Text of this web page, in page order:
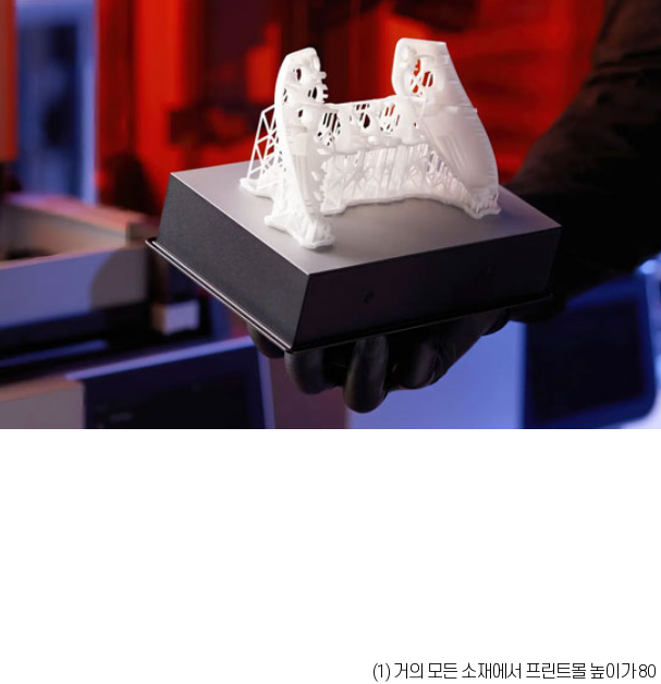
(1) 거의 모든 소재에서 프린트몰 높이가